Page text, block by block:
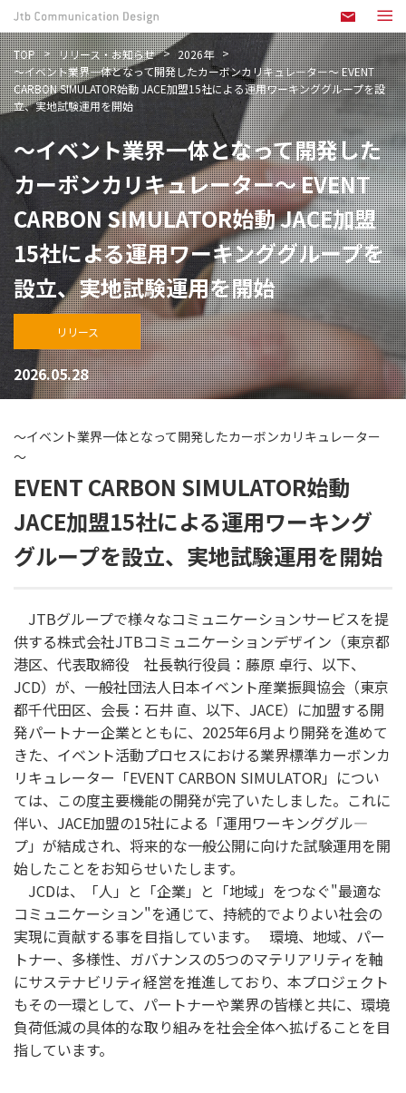
TOP リリース・お知らせ
2026年
～イベント業界一体となって開発したカーボンカリキュレーター～ EVENT
CARBON SIMULATOR始動 JACE加盟15社による運用ワーキンググループを設
立、実地試験運用を開始
～イベント業界一体となって開発した
カーボンカリキュレーター～ EVENT
CARBON SIMULATOR始動 JACE加盟
15社による運用ワーキンググループを
設立、実地試験運用を開始
リリース
2026.05.28
～イベント業界一体となって開発したカーボンカリキュレーター
～
EVENT CARBON SIMULATOR始動
JACE加盟15社による運用ワーキング
グループを設立、実地試験運用を開始
JTBグループで様々なコミュニケーションサービスを提
供する株式会社JTBコミュニケーションデザイン（東京都
港区、代表取締役 社長執行役員：藤原 卓行、以下、
JCD）が、一般社団法人日本イベント産業振興協会（東京
都千代田区、会長：石井 直、以下、JACE）に加盟する開
発パートナー企業とともに、2025年6月より開発を進めて
きた、イベント活動プロセスにおける業界標準カーボンカ
リキュレーター「EVENT CARBON SIMULATOR」につい
ては、この度主要機能の開発が完了いたしました。これに
伴い、JACE加盟の15社による「運用ワーキンググル―
プ」が結成され、将来的な一般公開に向けた試験運用を開
始したことをお知らせいたします。
JCDは、「人」と「企業」と「地域」をつなぐ"最適な
コミュニケーション"を通じて、持続的でよりよい社会の
実現に貢献する事を目指しています。 環境、地域、パー
トナー、多様性、ガバナンスの5つのマテリアリティを軸
にサステナビリティ経営を推進しており、本プロジェクト
もその一環として、パートナーや業界の皆様と共に、環境
負荷低減の具体的な取り組みを社会全体へ拡げることを目
指しています。